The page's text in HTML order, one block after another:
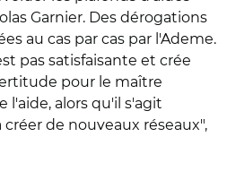
Garnier. Des dérogations
au cas par cas par l'Ademe.
pas satisfaisante et crée
pour le maître
l'aide, alors qu'il s'agit
de nouveaux réseaux",